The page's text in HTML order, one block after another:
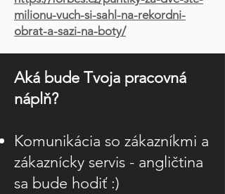
milionu-vuch-si-sahl-na-rekordni-
obrat-a-sazi-na-boty/
Aká bude Tvoja pracovná
náplň?
Komunikácia so zákazníkmi a
zákaznícky servis - angličtina
sa bude hodiť :)